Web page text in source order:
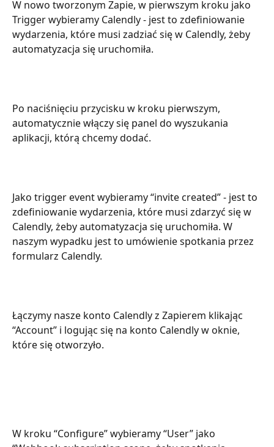
W nowo tworzonym Zapie, w pierwszym kroku jako
Trigger wybieramy Calendly - jest to zdefiniowanie
wydarzenia, które musi zadziać się w Calendly, żeby
automatyzacja się uruchomiła.
Po naciśnięciu przycisku w kroku pierwszym,
automatycznie włączy się panel do wyszukania
aplikacji, którą chcemy dodać.
Jako trigger event wybieramy “invite created” - jest to
zdefiniowanie wydarzenia, które musi zdarzyć się w
Calendly, żeby automatyzacja się uruchomiła. W
naszym wypadku jest to umówienie spotkania przez
formularz Calendly.
Łączymy nasze konto Calendly z Zapierem klikając
“Account” i logując się na konto Calendly w oknie,
które się otworzyło.
W kroku “Configure” wybieramy “User” jako